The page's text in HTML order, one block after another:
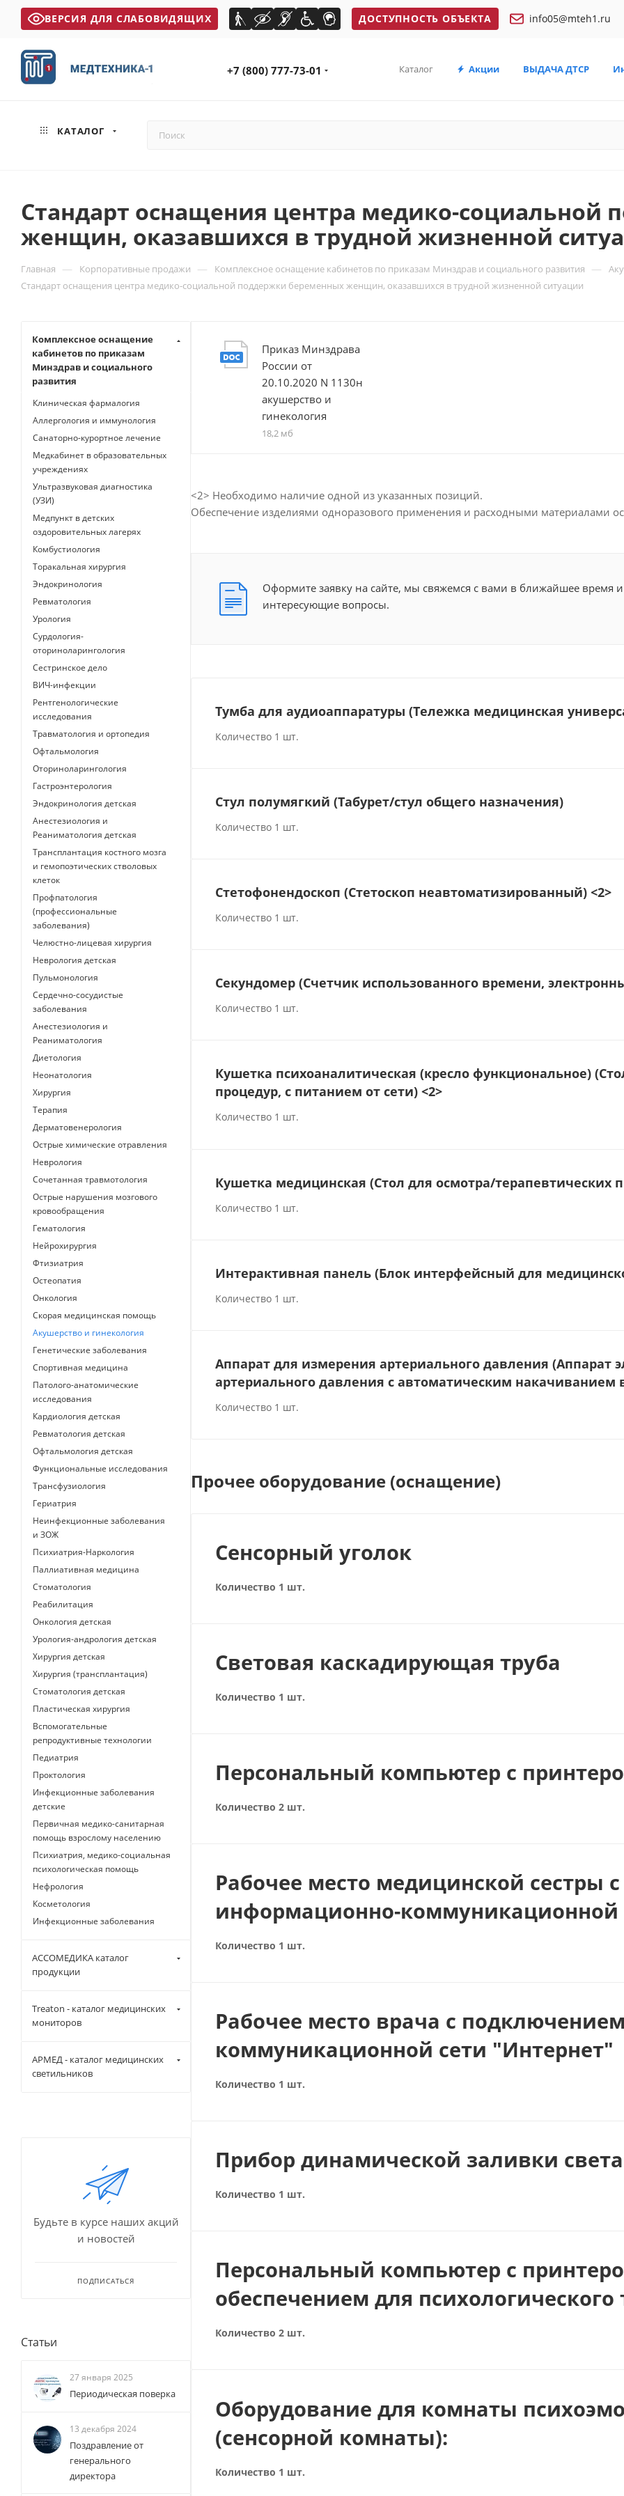
ВЕРСИЯ ДЛЯ СЛАБОВИДЯЩИХ ДОСТУПНОСТЬ ОБЪЕКТА info05@mteh1.ru
+7 (800) 777-73-01 Каталог Акции ВЫДАЧА ДТСР
КАТАЛОГ
Стандарт оснащения центра медико-социальной
женщин, оказавшихся в трудной жизненной
Главная — Корпоративные продажи — Комплексное оснащение кабинетов по приказам Минздрав и социального развития —
Стандарт оснащения центра медико-социальной поддержки беременных женщин, оказавшихся в трудной жизненной ситуации
Приказ Минздрава
России от
20.10.2020 N 1130н
акушерство и
гинекология
18,2 мб
<2> Необходимо наличие одной из указанных позиций.
Обеспечение изделиями одноразового применения и расходными материалами
Оформите заявку на сайте, мы свяжемся с вами в ближайшее время
интересующие вопросы.
Тумба для аудиоаппаратуры (Тележка медицинская
Количество 1 шт.
Стул полумягкий (Табурет/стул общего назначения)
Количество 1 шт.
Стетофонендоскоп (Стетоскоп неавтоматизированный) <2>
Количество 1 шт.
Секундомер (Счетчик использованного времени,
Количество 1 шт.
Кушетка психоаналитическая (кресло функциональное)
процедур, с питанием от сети) <2>
Количество 1 шт.
Кушетка медицинская (Стол для осмотра/терапевтических
Количество 1 шт.
Интерактивная панель (Блок интерфейсный для
Количество 1 шт.
Аппарат для измерения артериального давления (Аппарат
артериального давления с автоматическим накачиванием
Количество 1 шт.
Прочее оборудование (оснащение)
Сенсорный уголок
Количество 1 шт.
Световая каскадирующая труба
Количество 1 шт.
Персональный компьютер с
Количество 2 шт.
Рабочее место медицинской сестры
информационно-коммуникационной
Количество 1 шт.
Рабочее место врача с
коммуникационной сети "Интернет"
Количество 1 шт.
Прибор динамической заливки света
Количество 1 шт.
Персональный компьютер с
обеспечением для психологического
Количество 2 шт.
Оборудование для комнаты
(сенсорной комнаты):
Количество 1 шт.
Комплексное оснащение
кабинетов по приказам
Минздрав и социального
развития
Клиническая фармалогия
Аллергология и иммунология
Санаторно-курортное лечение
Медкабинет в образовательных
учреждениях
Ультразвуковая диагностика
(УЗИ)
Медпункт в детских
оздоровительных лагерях
Комбустиология
Торакальная хирургия
Эндокринология
Ревматология
Урология
Сурдология-
оториноларингология
Сестринское дело
ВИЧ-инфекции
Рентгенологические
исследования
Травматология и ортопедия
Офтальмология
Оториноларингология
Гастроэнтерология
Эндокринология детская
Анестезиология и
Реаниматология детская
Трансплантация костного мозга
и гемопоэтических стволовых
клеток
Профпатология
(профессиональные
заболевания)
Челюстно-лицевая хирургия
Неврология детская
Пульмонология
Сердечно-сосудистые
заболевания
Анестезиология и
Реаниматология
Диетология
Неонатология
Хирургия
Терапия
Дерматовенерология
Острые химические отравления
Неврология
Сочетанная травмотология
Острые нарушения мозгового
кровообращения
Гематология
Нейрохирургия
Фтизиатрия
Остеопатия
Онкология
Скорая медицинская помощь
Акушерство и гинекология
Генетические заболевания
Спортивная медицина
Патолого-анатомические
исследования
Кардиология детская
Ревматология детская
Офтальмология детская
Функциональные исследования
Трансфузиология
Гериатрия
Неинфекционные заболевания
и ЗОЖ
Психиатрия-Наркология
Паллиативная медицина
Стоматология
Реабилитация
Онкология детская
Урология-андрология детская
Хирургия детская
Хирургия (трансплантация)
Стоматология детская
Пластическая хирургия
Вспомогательные
репродуктивные технологии
Педиатрия
Проктология
Инфекционные заболевания
детские
Первичная медико-санитарная
помощь взрослому населению
Психиатрия, медико-социальная
психологическая помощь
Нефрология
Косметология
Инфекционные заболевания
АССОМЕДИКА каталог
продукции
Treaton - каталог медицинских
мониторов
АРМЕД - каталог медицинских
светильников
Будьте в курсе наших акций
и новостей
ПОДПИСАТЬСЯ
Статьи
27 января 2025
Периодическая поверка
13 декабря 2024
Поздравление от
генерального
директора